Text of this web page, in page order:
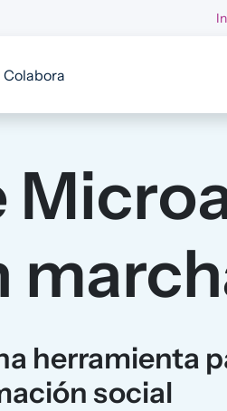
Colabora
herramienta
social